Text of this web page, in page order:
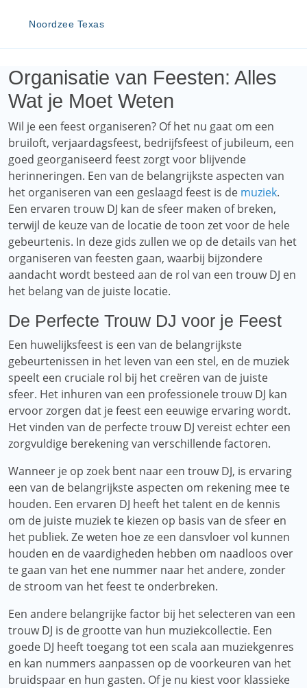
Noordzee Texas
Organisatie van Feesten: Alles
Wat je Moet Weten
Wil je een feest organiseren? Of het nu gaat om een ​​
bruiloft, verjaardagsfeest, bedrijfsfeest of jubileum, een
goed georganiseerd feest zorgt voor blijvende
herinneringen. Een van de belangrijkste aspecten van
het organiseren van een geslaagd feest is de muziek.
Een ervaren trouw DJ kan de sfeer maken of breken,
terwijl de keuze van de locatie de toon zet voor de hele
gebeurtenis. In deze gids zullen we op de details van het
organiseren van feesten gaan, waarbij bijzondere
aandacht wordt besteed aan de rol van een trouw DJ en
het belang van de juiste locatie.
De Perfecte Trouw DJ voor je Feest
Een huwelijksfeest is een van de belangrijkste
gebeurtenissen in het leven van een stel, en de muziek
speelt een cruciale rol bij het creëren van de juiste
sfeer. Het inhuren van een professionele trouw DJ kan
ervoor zorgen dat je feest een eeuwige ervaring wordt.
Het vinden van de perfecte trouw DJ vereist echter een
zorgvuldige berekening van verschillende factoren.
Wanneer je op zoek bent naar een trouw DJ, is ervaring
een van de belangrijkste aspecten om rekening mee te
houden. Een ervaren DJ heeft het talent en de kennis
om de juiste muziek te kiezen op basis van de sfeer en
het publiek. Ze weten hoe ze een dansvloer vol kunnen
houden en de vaardigheden hebben om naadloos over
te gaan van het ene nummer naar het andere, zonder
de stroom van het feest te onderbreken.
Een andere belangrijke factor bij het selecteren van een
trouw DJ is de grootte van hun muziekcollectie. Een
goede DJ heeft toegang tot een scala aan muziekgenres
en kan nummers aanpassen op de voorkeuren van het
bruidspaar en hun gasten. Of je nu kiest voor klassieke